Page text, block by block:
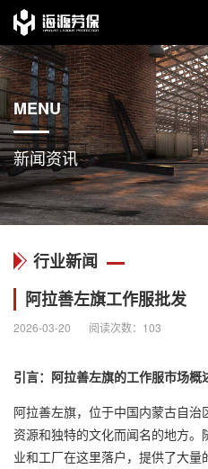
MENU
新闻资讯
行业新闻
阿拉善左旗工作服批发
2026-03-20 阅读次数： 103
引言：阿拉善左旗的工作服市场概
阿拉善左旗，位于中国内蒙古自
资源和独特的文化而闻名的地方
业和工厂在这里落户，提供了大